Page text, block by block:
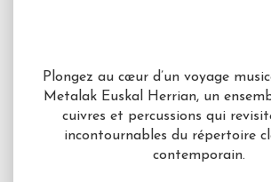
Plongez au cœur d’un voyage
Metalak Euskal Herrian, un
cuivres et percussions qui
incontournables du répertoire
contemporain.